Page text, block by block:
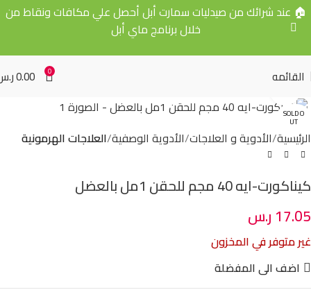
القائمه 0
0.00
SOLD O
UT
الرئيسية الأدوية و العلاجات الأدوية الوصفية العلاجات الهرمونية
كيناكورت-ايه 40 مجم للحقن 1مل بالعضل
17.05 ر.س
غير متوفر في المخزون
اضف الى المفضلة
🏠 عند شرائك من صيدليات سمارت أبل أحصل علي مكافات ونقاط من
خلال برنامج ماي أبل